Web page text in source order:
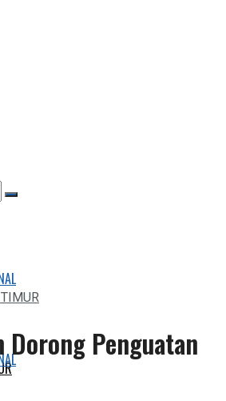
Dorong Penguatan